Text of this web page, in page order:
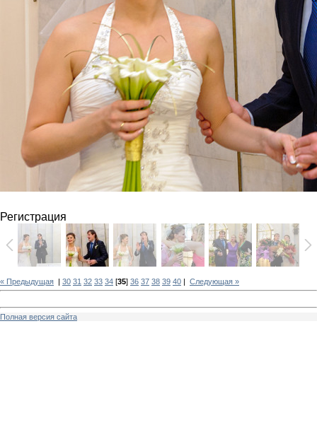
Регистрация
« Предыдущая 30 31 32 33 34 [35] 36 37 38 39 40 Следующая »
Полная версия сайта